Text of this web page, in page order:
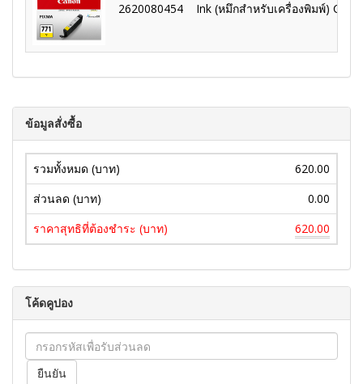
2620080454 Ink (หมึกสำหรับเครื่องพิมพ์)
ข้อมูลสั่งซื้อ
รวมทั้งหมด (บาท)
620.00
ส่วนลด (บาท)
0.00
ราคาสุทธิที่ต้องชำระ (บาท)
620.00
โค้ดคูปอง